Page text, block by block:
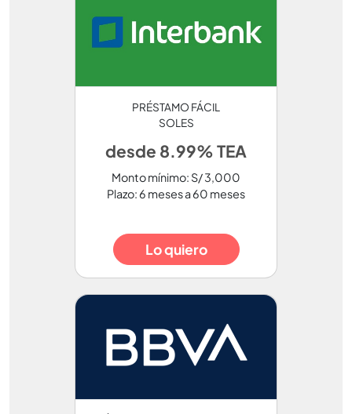
PRÉSTAMO FÁCIL
SOLES
desde 8.99% TEA
Monto mínimo: S/ 3,000
Plazo: 6 meses a 60 meses
Lo quiero